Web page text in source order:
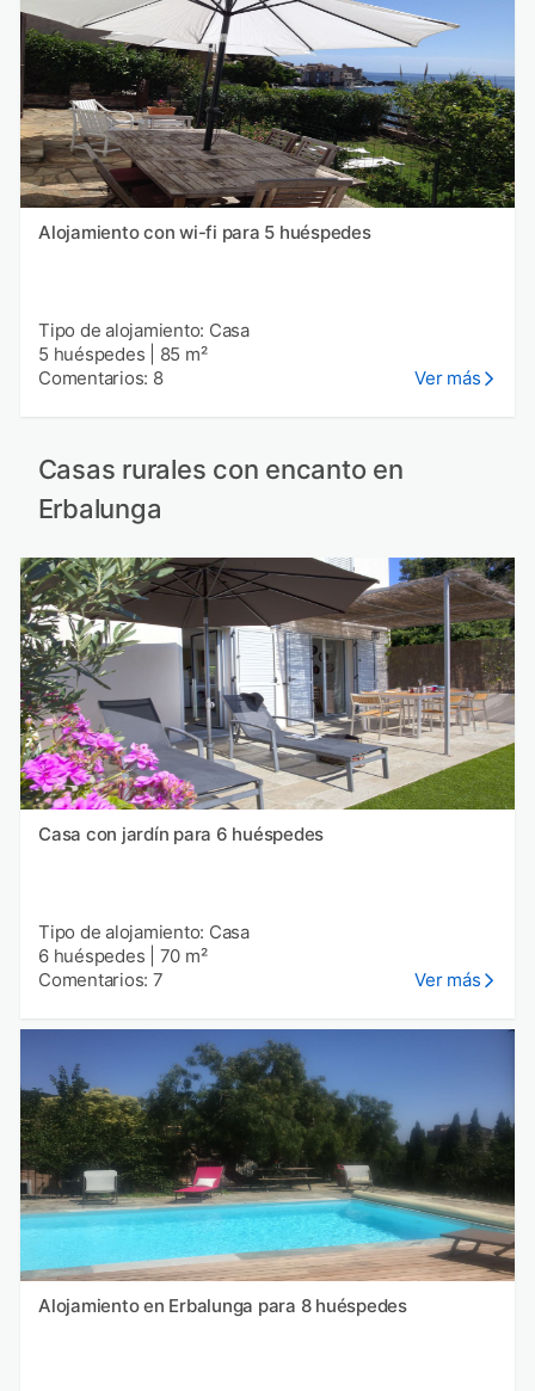
Alojamiento con wi-fi para 5 huéspedes
Tipo de alojamiento: Casa
5 huéspedes
85 m²
Comentarios: 8
Ver más
Casas rurales con encanto en
Erbalunga
Casa con jardín para 6 huéspedes
Tipo de alojamiento: Casa
6 huéspedes
70 m²
Comentarios: 7
Ver más
Alojamiento en Erbalunga para 8 huéspedes